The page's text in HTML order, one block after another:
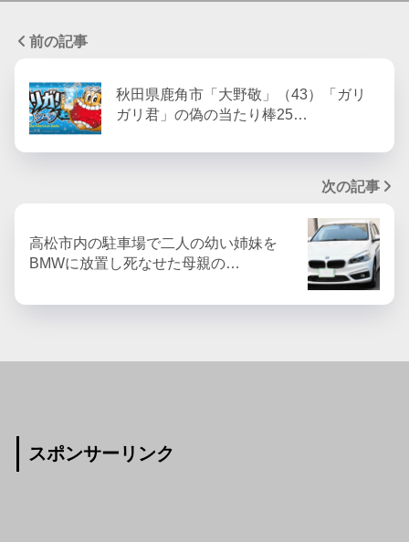
前の記事
秋田県鹿角市「大野敬」（43）「ガリ
ガリ君」の偽の当たり棒25…
次の記事
高松市内の駐車場で二人の幼い姉妹を
BMWに放置し死なせた母親の…
スポンサーリンク